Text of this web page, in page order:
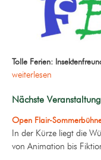
Tolle Ferien:
weiterlesen
Nächste Veranstaltung
Open Flair-
In der Kürze liegt die
von Animation bis